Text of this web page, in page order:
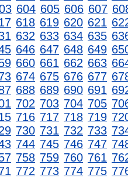
604 605 606 607
618 619 620 621
632 633 634 635
646 647 648 649
660 661 662 663
674 675 676 677
688 689 690 691
702 703 704 705
716 717 718 719
730 731 732 733
744 745 746 747
758 759 760 761
772 773 774 775